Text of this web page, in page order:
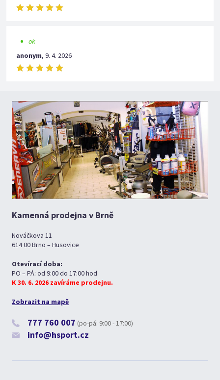
ok
anonym,9. 4. 2026
Kamenná prodejna v Brně
Nováčkova 11
614 00 Brno – Husovice
Otevírací doba:
PO – PÁ: od 9:00 do 17:00 hod
K 30. 6. 2026 zavíráme prodejnu.
Zobrazit na mapě
777 760 007 (po-pá: 9:00 - 17:00)
info@hsport.cz